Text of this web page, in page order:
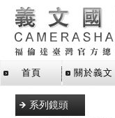
首頁 關於義文
系列鏡頭